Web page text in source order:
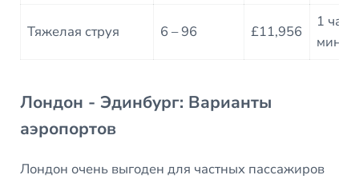
Тяжелая струя 6 – 96 £11,956
1 час
минут
Лондон - Эдинбург: Варианты
аэропортов
Лондон очень выгоден для частных пассажиров